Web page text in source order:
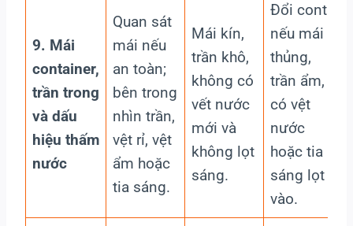
9. Mái
container,
trần trong
và dấu
hiệu thấm
nước
Quan sát
mái nếu
an toàn;
bên trong
nhìn trần,
vệt rỉ, vệt
ẩm hoặc
tia sáng.
Mái kín,
trần khô,
không có
vết nước
mới và
không lọt
sáng.
Đổi cont
nếu mái
thủng,
trần ẩm,
có vệt
nước
hoặc tia
sáng lọt
vào.